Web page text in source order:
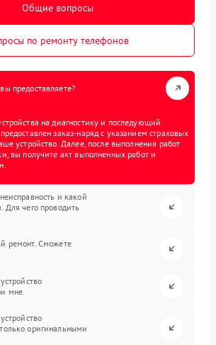
Общие вопросы
по ремонту телефонов
предоставляете?
на диагностику и последующий
заказ-наряд с указанием страховых
устройство. Далее, после выполнения работ
вы получите акт выполненных работ и
и какой
Для чего проводить
ремонт. Сможете
мне.
оригинальными